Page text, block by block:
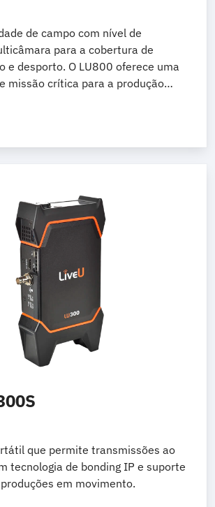
de campo com nível de
para a cobertura de
e desporto. O LU800 oferece uma
missão crítica para a produção
que permite transmissões ao
tecnologia de bonding IP e suporte
em movimento.